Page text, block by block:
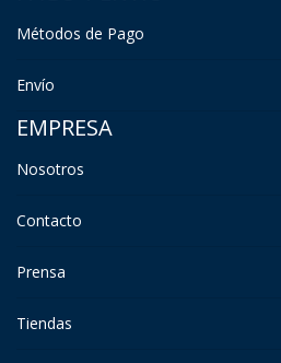
Métodos de Pago
Envío
EMPRESA
Nosotros
Contacto
Prensa
Tiendas